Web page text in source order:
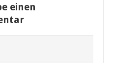
einen